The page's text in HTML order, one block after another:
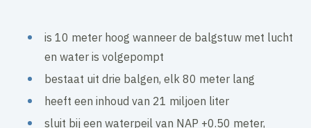
is 10 meter hoog wanneer de balgstuw met lucht
en water is volgepompt
bestaat uit drie balgen, elk 80 meter lang
heeft een inhoud van 21 miljoen liter
sluit bij een waterpeil van NAP +0.50 meter,